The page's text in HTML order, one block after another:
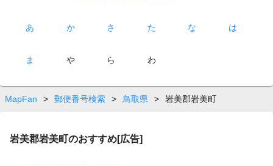
あ か さ た な は
ま や ら わ
MapFan > 郵便番号検索 > 鳥取県 > 岩美郡岩美町
岩美郡岩美町のおすすめ[広告]